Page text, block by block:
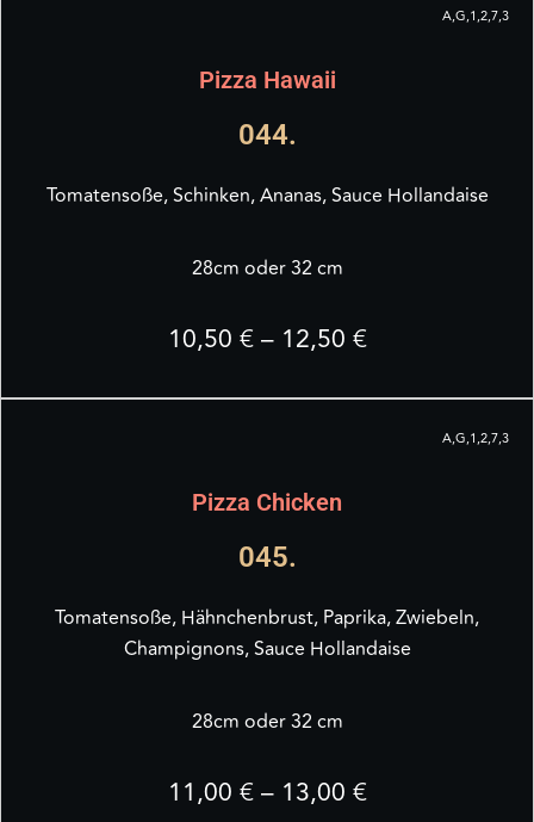
A,G,1,2,7,3
Pizza Hawaii
044.
Tomatensoße, Schinken, Ananas, Sauce Hollandaise
28cm oder 32 cm
10,50 € – 12,50 €
A,G,1,2,7,3
Pizza Chicken
045.
Tomatensoße, Hähnchenbrust, Paprika, Zwiebeln,
Champignons, Sauce Hollandaise
28cm oder 32 cm
11,00 € – 13,00 €